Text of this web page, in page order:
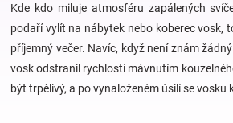
a
kojenecká
výbava
Kde kdo miluje atmosféru zapálených
podaří vylít na nábytek nebo koberec vosk,
příjemný večer. Navíc, když není znám
vosk odstranil rychlostí mávnutím
být trpělivý, a po vynaloženém úsilí se vosku